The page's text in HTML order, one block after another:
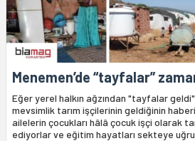
Menemen’de “tayfalar”
Eğer yerel halkın ağzından "tayfalar geldi"
mevsimlik tarım işçilerinin geldiğinin
ailelerin çocukları hâlâ çocuk işçi olarak
ediyorlar ve eğitim hayatları sekteye